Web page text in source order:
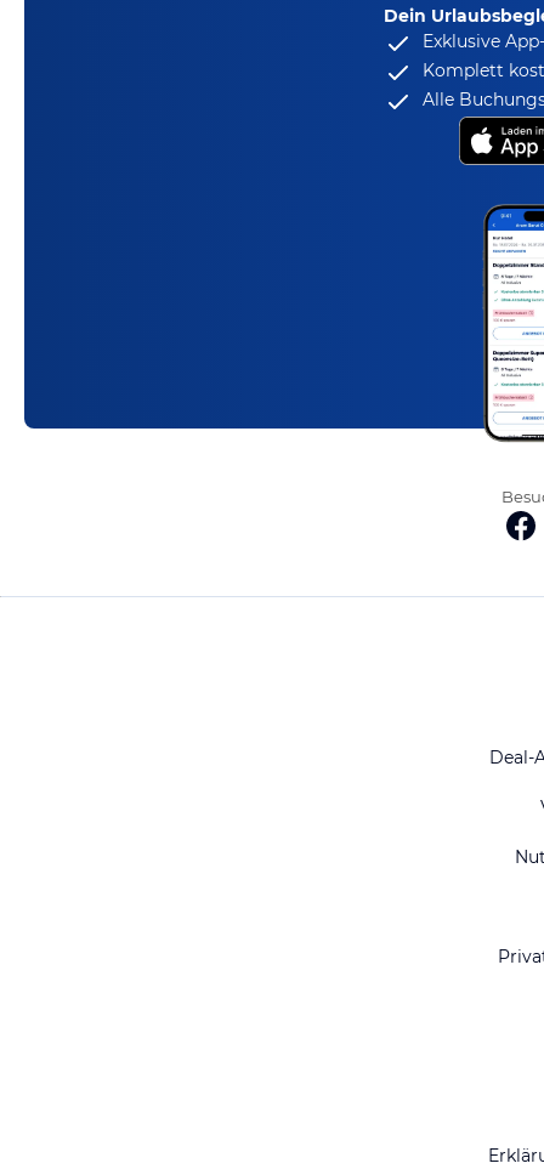
Dein
Exklusive
Komplett
Alle
Deal-